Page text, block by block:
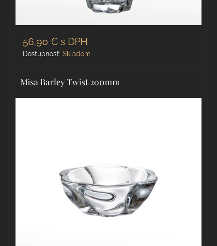
56,90 € s DPH
Dostupnosť: Skladom
Misa Barley Twist 200mm